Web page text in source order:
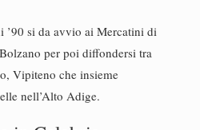
si da avvio ai Mercatini di
per poi diffondersi tra
Vipiteno che insieme
nell’Alto Adige.